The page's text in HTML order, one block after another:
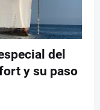
del
y su paso